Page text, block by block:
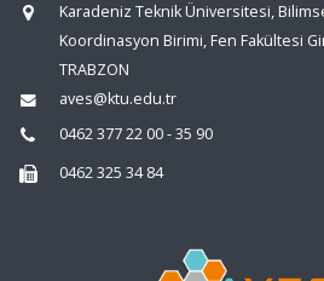
Karadeniz Teknik Üniversitesi,
Koordinasyon Birimi, Fen Fakültesi
TRABZON
aves@ktu.edu.tr
0462 377 22 00 - 35 90
0462 325 34 84